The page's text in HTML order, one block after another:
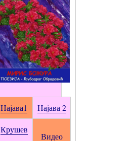
Најава1 Најава 2
Крушев
Видео